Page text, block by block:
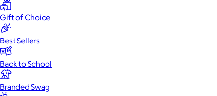
Gift of Choice
Best Sellers
Back to School
Branded Swag